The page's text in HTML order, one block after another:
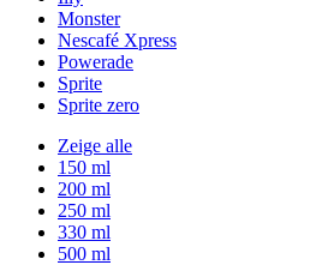
Monster
Nescafé Xpress
Powerade
Sprite
Sprite zero
Zeige alle
150 ml
200 ml
250 ml
330 ml
500 ml